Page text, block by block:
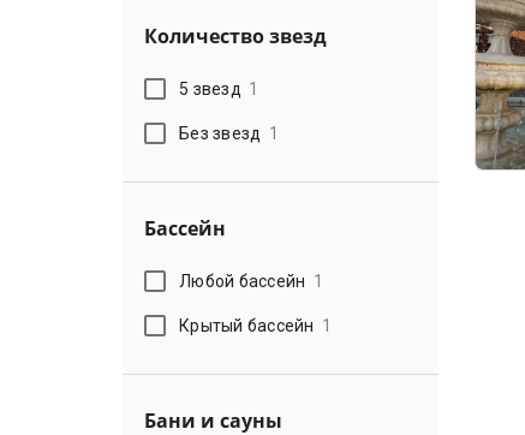
Количество звезд
5 звезд 1
Без звезд 1
Бассейн
Любой бассейн 1
Крытый бассейн 1
Бани и сауны